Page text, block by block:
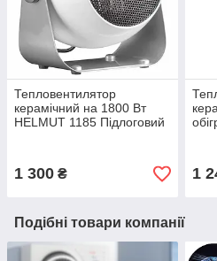
Тепловентилятор
керамічний на 1800 Вт
HELMUT 1185 Підлоговий
1 300 ₴ 1
Подібні товари компанії